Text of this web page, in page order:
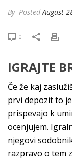
By PostedAugust
0
IGRAJTE
Če že kaj
prvi depozit to
prispevajo k
ocenjujem.
njegovi
razpravo o tem